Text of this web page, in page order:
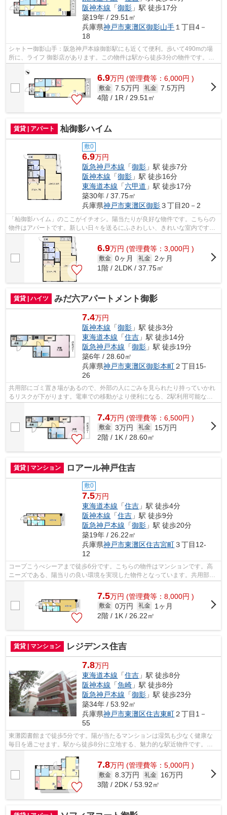
阪神本線 「御影 」駅 徒歩17分
築19年 / 29.51㎡
兵庫県神戸市東灘区御影山手 １丁目4－
18
シャトー御影山手：阪急神戸本線御影駅にも近くて便利。歩いて490mの場
所に、ライフ 御影店があります。この物件は駅から徒歩3分の物件です。ぜ
ひご覧いただきたい賃貸物件です。当社...
6.9万円 (管理費等：6,000円 )
敷金 7.5万円 礼金 7.5万円
4階 / 1R / 29.51㎡
賃貸 | アパート 杣御影ハイム
敷0
6.9万円
阪急神戸本線 「御影 」駅 徒歩7分
阪神本線 「御影 」駅 徒歩16分
東海道本線 「六甲道 」駅 徒歩17分
築30年 / 37.75㎡
兵庫県神戸市東灘区御影３丁目20－2
「杣御影ハイム」のここがイチオシ。陽当たりが良好な物件です。こちらの
物件はアパートです。新しい日々を送るにふさわしい、きれいな室内です。
当社スタッフが地域の賃貸情報をご提...
6.9万円 (管理費等：3,000円 )
敷金 0ヶ月 礼金
2ヶ月
1階 / 2LDK / 37.75㎡
賃貸 | ハイツ みだ六アパートメント御影
7.4万円
阪神本線 「御影 」駅 徒歩3分
東海道本線 「住吉 」駅 徒歩14分
阪急神戸本線 「御影 」駅 徒歩19分
築6年 / 28.60㎡
兵庫県神戸市東灘区御影本町２丁目15-
26
共用部にゴミ置き場があるので、外部の人にごみを見られたり持っていかれ
るリスクが下がります。電車での移動がより便利になる、2駅利用可能な物
7.4万円 (管理費等：6,500円 )
敷金 3万円 礼金
15万円
2階 / 1K / 28.60㎡
賃貸 | マンション ロアール神戸住吉
敷0
7.5万円
東海道本線 「住吉 」駅 徒歩4分
阪神本線 「住吉 」駅 徒歩9分
阪急神戸本線 「御影 」駅 徒歩20分
築19年 / 26.22㎡
兵庫県神戸市東灘区住吉宮町３丁目12-
12
コープこうべシーアまで徒歩6分です。こちらの物件はマンションです。高
ニーズである、陽当りの良い環境を実現した物件となっています。共用部に
7.5万円 (管理費等：8,000円 )
敷金 0万円 礼金
1ヶ月
2階 / 1K / 26.22㎡
賃貸 | マンション レジデンス住吉
7.8万円
東海道本線 「住吉 」駅 徒歩8分
阪神本線 「魚崎 」駅 徒歩8分
阪急神戸本線 「御影 」駅 徒歩23分
築34年 / 53.92㎡
兵庫県神戸市東灘区住吉東町２丁目1－
55
東灘図書館まで徒歩5分です。陽が当たるマンションは湿気も少なく健康な
毎日を過ごせます。駅から徒歩8分に立地する、魅力的な駅近物件です。多
くの方にご好評をいただいている、清潔...
7.8万円 (管理費等：5,000円 )
敷金 8.3万円 礼金
16万円
3階 / 2DK / 53.92㎡